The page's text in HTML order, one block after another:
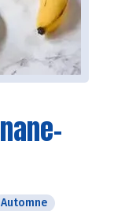
Automne